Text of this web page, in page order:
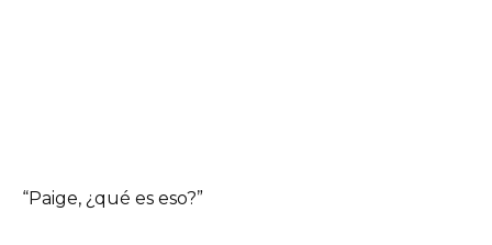
“Paige, ¿qué es eso?”